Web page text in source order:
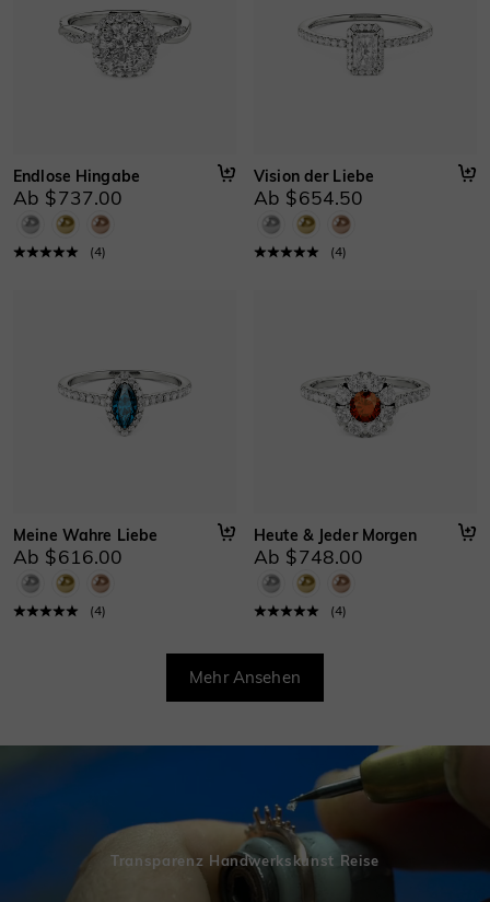
Endlose Hingabe
Ab $737.00
(4)
Vision der Liebe
Ab $654.50
(4)
Meine Wahre Liebe
Ab $616.00
(4)
Heute & Jeder Morgen
Ab $748.00
(4)
Mehr Ansehen
Transparenz Handwerkskunst Reise